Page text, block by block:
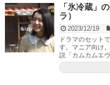
「氷冷蔵」
ラ）
2023/12/19
ドラマのセット
す。マニア向け
説「カムカムエ